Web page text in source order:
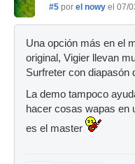
#5 por el nowy el 07/
Una opción más en el
original, Vigier llevan
Surfreter con diapasón
La demo tampoco
hacer cosas wapas en
es el master